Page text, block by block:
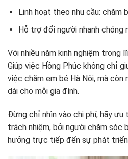
Linh hoạt theo nhu cầu: chăm
Hỗ trợ đổi người nhanh chóng
Với nhiều năm kinh nghiệm trong
Giúp việc Hồng Phúc không chỉ
việc chăm em bé Hà Nội, mà còn
dài cho mỗi gia đình.
Đừng chỉ nhìn vào chi phí, hãy
trách nhiệm, bởi người chăm sóc
hưởng trực tiếp đến sự phát triển